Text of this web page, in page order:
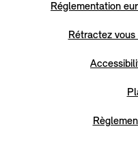
Réglementation
Rétractez